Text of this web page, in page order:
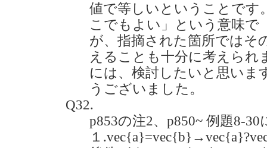
値で等しいということです
こでもよい」という意味で
が、指摘された箇所ではそ
えることも十分に考えられ
には、検討したいと思いま
うございました。
Q32.
p853の注2、p850~ 例題8-
１